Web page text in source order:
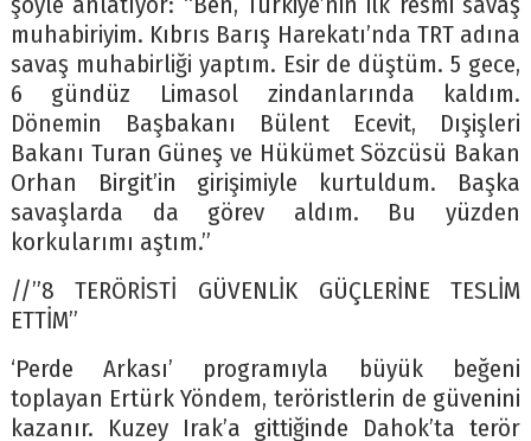
muhabiriyim. Kıbrıs Barış Harekatı’nda TRT adına
savaş muhabirliği yaptım. Esir de düştüm. 5 gece,
6 gündüz Limasol zindanlarında kaldım.
Dönemin Başbakanı Bülent Ecevit, Dışişleri
Bakanı Turan Güneş ve Hükümet Sözcüsü Bakan
Orhan Birgit’in girişimiyle kurtuldum. Başka
savaşlarda da görev aldım. Bu yüzden
korkularımı aştım.”
//”8 TERÖRİSTİ GÜVENLİK GÜÇLERİNE TESLİM
ETTİM”
‘Perde Arkası’ programıyla büyük beğeni
toplayan Ertürk Yöndem, teröristlerin de güvenini
kazanır. Kuzey Irak’a gittiğinde Dahok’ta terör